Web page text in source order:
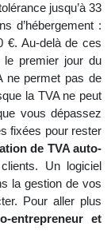
jusqu’à 33
d’hébergement :
€. Au-delà de ces
le premier jour du
ne permet pas de
la TVA ne peut
vous dépassez
fixées pour rester
de TVA auto-
Un logiciel
la gestion de vos
Pour aller plus
entrepreneur et